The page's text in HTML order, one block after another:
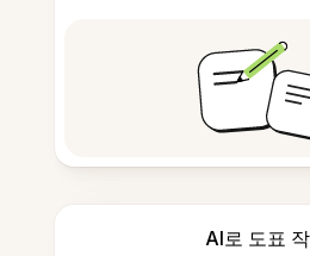
AI로 도표